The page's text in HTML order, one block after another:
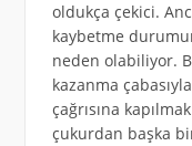
oldukça çekici.
kaybetme
neden olabiliyor.
kazanma
çağrısına
çukurdan başka